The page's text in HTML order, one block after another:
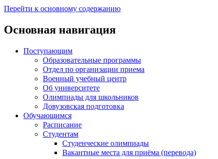
Перейти к основному содержанию
Основная навигация
Поступающим
Образовательные программы
Отдел по организации приема
Военный учебный центр
Об университете
Олимпиады для школьников
Довузовская подготовка
Обучающимся
Расписание
Студентам
Студенческие олимпиады
Вакантные места для приёма (перевода)